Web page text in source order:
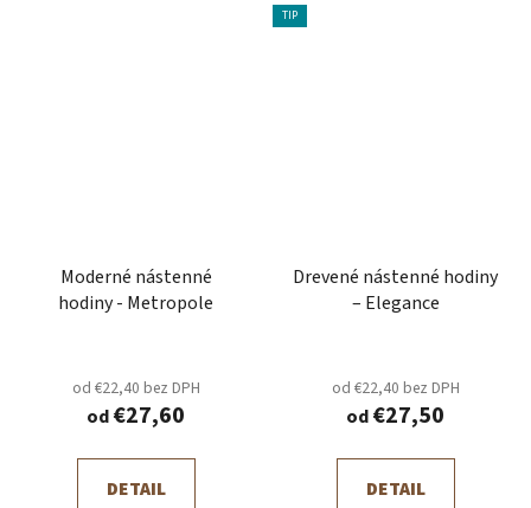
Moderné nástenné
hodiny - Metropole
od €22,40 bez DPH
od€27,60
DETAIL
TIP
Drevené nástenné hodiny
– Elegance
od €22,40 bez DPH
od€27,50
DETAIL